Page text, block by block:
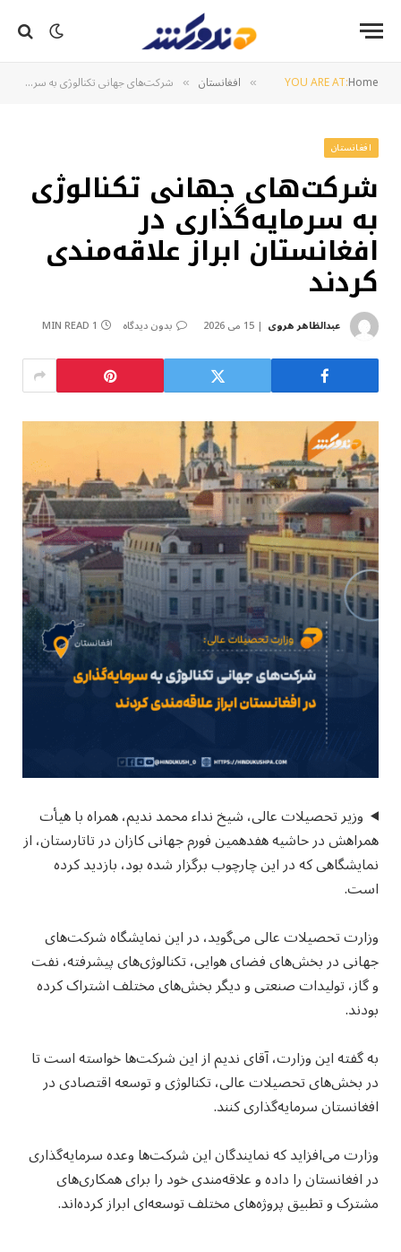
YOU ARE AT:Home
» افغانستان » شرکت‌های جهانی تکنالوژی به سرمایه‌گذاری در افغانستان ابراز علاقه‌مندی کردند
افغانستان
شرکت‌های جهانی تکنالوژی
به سرمایه‌گذاری در
افغانستان ابراز علاقه‌مندی
کردند
عبدالظاهر هروی 15 می 2026 بدون دیدگاه 1 MIN READ
وزیر تحصیلات عالی، شیخ نداء محمد ندیم، همراه با هیأت
همراهش در حاشیه هفدهمین فورم جهانی کازان در تاتارستان، از
نمایشگاهی که در این چارچوب برگزار شده بود، بازدید کرده
است.
وزارت تحصیلات عالی می‌گوید، در این نمایشگاه شرکت‌های
جهانی در بخش‌های فضای هوایی، تکنالوژی‌های پیشرفته، نفت
و گاز، تولیدات صنعتی و دیگر بخش‌های مختلف اشتراک کرده
بودند.
به گفته این وزارت، آقای ندیم از این شرکت‌ها خواسته است تا
در بخش‌های تحصیلات عالی، تکنالوژی و توسعه اقتصادی در
افغانستان سرمایه‌گذاری کنند.
وزارت می‌افزاید که نمایندگان این شرکت‌ها وعده سرمایه‌گذاری
در افغانستان را داده و علاقه‌مندی خود را برای همکاری‌های
مشترک و تطبیق پروژه‌های مختلف توسعه‌ای ابراز کرده‌اند.